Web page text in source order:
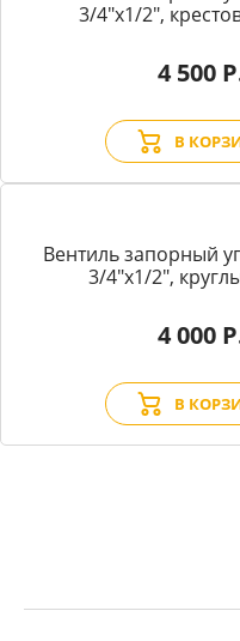
3/4"х1/2",
4 500
В
Вентиль запорный
3/4"х1/2",
4 000
В